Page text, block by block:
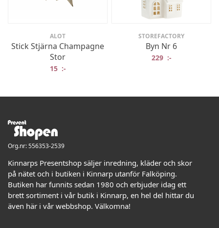
ALOT
Stick Stjärna Champagne
Stor
15 :-
STOREFACTORY
Byn Nr 6
229 :-
Org.nr: 556353-2539
Kinnarps Presentshop säljer inredning, kläder och skor
på nätet och i butiken i Kinnarp utanför Falköping.
Butiken har funnits sedan 1980 och erbjuder idag ett
brett sortiment i vår butik i Kinnarp, en hel del hittar du
även här i vår webbshop. Välkomna!